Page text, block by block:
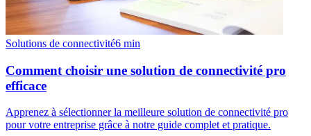
Solutions de connectivité6 min
Comment choisir une solution de connectivité pro
efficace
Apprenez à sélectionner la meilleure solution de connectivité pro
pour votre entreprise grâce à notre guide complet et pratique.